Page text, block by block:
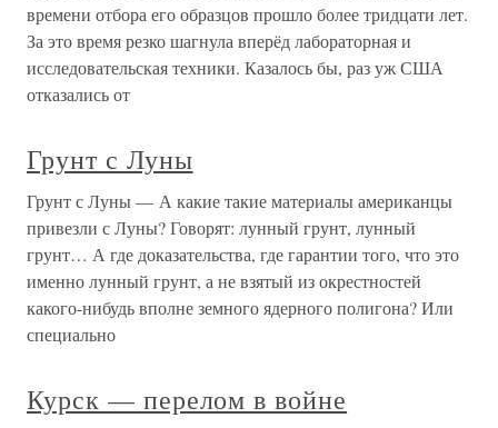
времени отбора его образцов прошло более тридцати лет.
За это время резко шагнула вперёд лабораторная и
исследовательская техники. Казалось бы, раз уж США
отказались от
Грунт с Луны
Грунт с Луны — А какие такие материалы американцы
привезли с Луны? Говорят: лунный грунт, лунный
грунт… А где доказательства, где гарантии того, что это
именно лунный грунт, а не взятый из окрестностей
какого-нибудь вполне земного ядерного полигона? Или
специально
Курск — перелом в войне